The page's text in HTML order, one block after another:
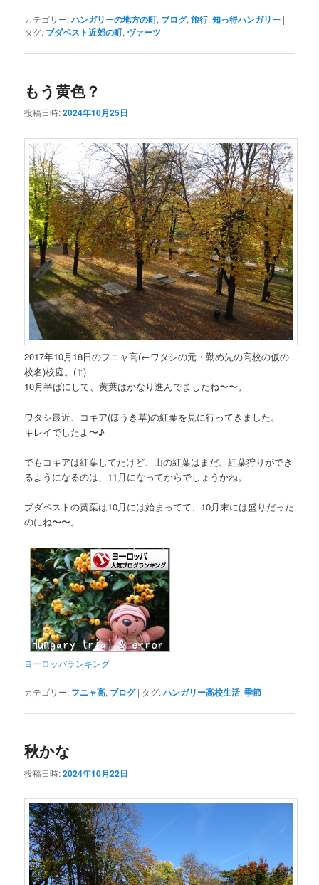
カテゴリー:ハンガリーの地方の町, ブログ,旅行,知っ得ハンガリー |
タグ: ブダペスト近郊の町, ヴァーツ
もう黄色？
投稿日時:2024年10月25日
2017年10月18日のフニャ高(←ワタシの元・勤め先の高校の仮の
校名)校庭。(↑)
10月半ばにして、黄葉はかなり進んでましたね〜〜。
ワタシ最近、コキア(ほうき草)の紅葉を見に行ってきました。
キレイでしたよ〜♪
でもコキアは紅葉してたけど、山の紅葉はまだ。紅葉狩りができ
るようになるのは、11月になってからでしょうかね。
ブダペストの黄葉は10月には始まってて、10月末には盛りだった
のにね〜〜。
ヨーロッパランキング
カテゴリー: フニャ高, ブログ | タグ:ハンガリー高校生活,季節
秋かな
投稿日時:2024年10月22日